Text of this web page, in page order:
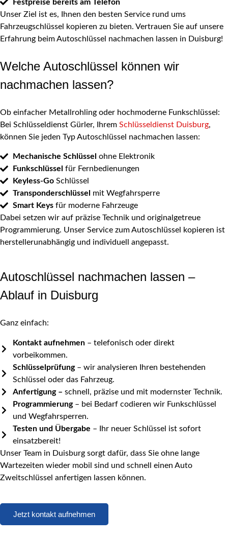
Festpreise bereits am Telefon
Unser Ziel ist es, Ihnen den besten Service rund ums
Fahrzeugschlüssel kopieren zu bieten. Vertrauen Sie auf unsere
Erfahrung beim Autoschlüssel nachmachen lassen in Duisburg!
Welche Autoschlüssel können wir
nachmachen lassen?
Ob einfacher Metallrohling oder hochmoderne Funkschlüssel:
Bei Schlüsseldienst Gürler, Ihrem Schlüsseldienst Duisburg,
können Sie jeden Typ Autoschlüssel nachmachen lassen:
Mechanische Schlüssel ohne Elektronik
Funkschlüssel für Fernbedienungen
Keyless-Go Schlüssel
Transponderschlüssel mit Wegfahrsperre
Smart Keys für moderne Fahrzeuge
Dabei setzen wir auf präzise Technik und originalgetreue
Programmierung. Unser Service zum Autoschlüssel kopieren ist
herstellerunabhängig und individuell angepasst.
Autoschlüssel nachmachen lassen –
Ablauf in Duisburg
Ganz einfach:
Kontakt aufnehmen – telefonisch oder direkt
vorbeikommen.
Schlüsselprüfung – wir analysieren Ihren bestehenden
Schlüssel oder das Fahrzeug.
Anfertigung – schnell, präzise und mit modernster Technik.
Programmierung– bei Bedarf codieren wir Funkschlüssel
und Wegfahrsperren.
Testen und Übergabe – Ihr neuer Schlüssel ist sofort
einsatzbereit!
Unser Team in Duisburg sorgt dafür, dass Sie ohne lange
Wartezeiten wieder mobil sind und schnell einen Auto
Zweitschlüssel anfertigen lassen können.
Jetzt kontakt aufnehmen